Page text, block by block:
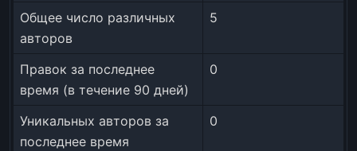
Общее число различных
авторов
5
Правок за последнее
время (в течение 90 дней)
0
Уникальных авторов за
последнее время
0